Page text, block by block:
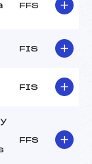
FFS
FIS
FIS
FFS